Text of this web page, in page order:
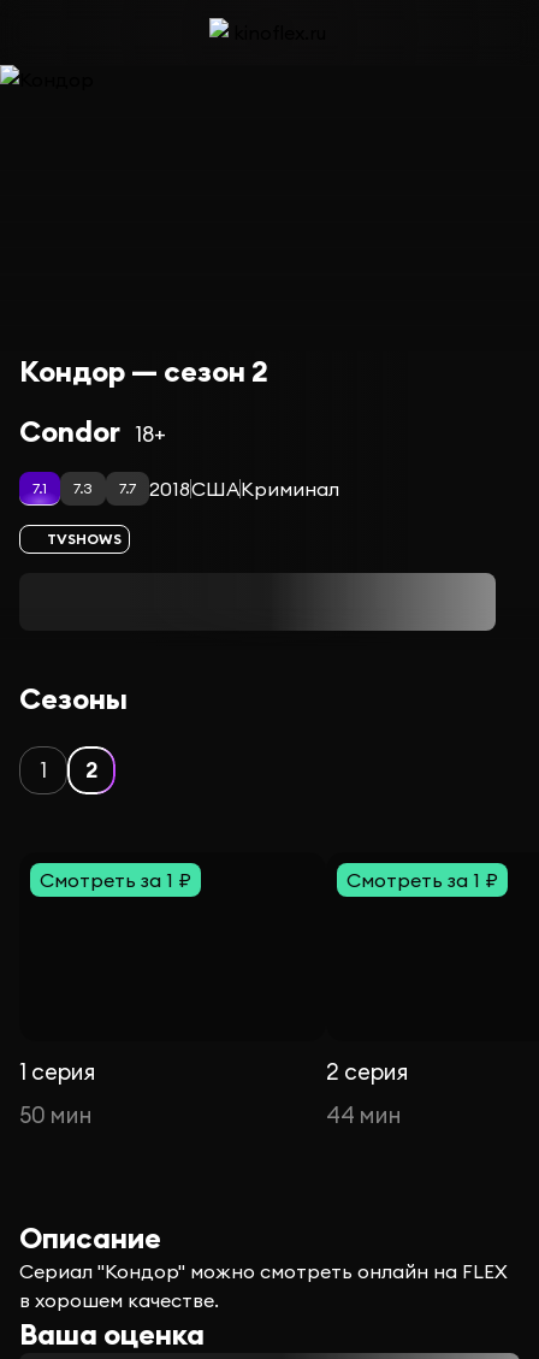
Кондор — сезон 2
Condor 18+
7.1 7.3 7.7 2018СШАКриминал
TVSHOWS
Сезоны
1 2
Смотреть за 1 ₽
1 серия
50 мин
Смотреть за 1 ₽
2 серия
44 мин
Описание
Сериал "Кондор" можно смотреть онлайн на FLEX
в хорошем качестве.
Ваша оценка